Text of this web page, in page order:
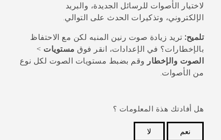
لاختيار الأصوات للرسائل الجديدة، والبريد
الإلكتروني، وتذكيرات الحدث على التوالي.
تلميح: تريد زيادة صوت رنين المنبه لكن مع الاحتفاظ
بالإخطارات؟ في الإعدادات، انقر فوق مستويات >
الصوت والإخطار وقم بضبط مستويات الصوت لكل نوع
من الأصوات.
هل أفادتك هذة المعلومات ؟
نعم
لا